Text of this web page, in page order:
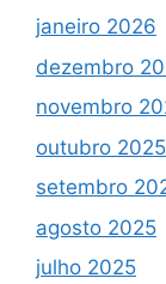
janeiro 2026
dezembro
novembro
outubro 2025
setembro
agosto 2025
julho 2025